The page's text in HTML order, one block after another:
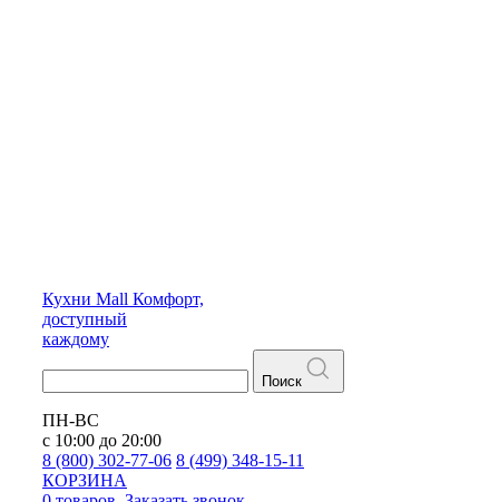
Кухни Mall Комфорт,
доступный
каждому
Поиск
ПН-ВС
с 10:00 до 20:00
8 (800) 302-77-06 8 (499) 348-15-11
КОРЗИНА